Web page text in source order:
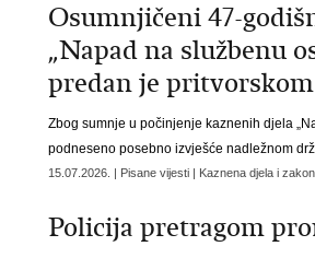
Osumnjičeni 47-
„Napad na službenu
predan je
Zbog sumnje u počinjenje kaznenih djela
podneseno posebno izvješće nadležnom
15.07.2026. | Pisane vijesti | Kaznena djela i zakon
Policija pretragom